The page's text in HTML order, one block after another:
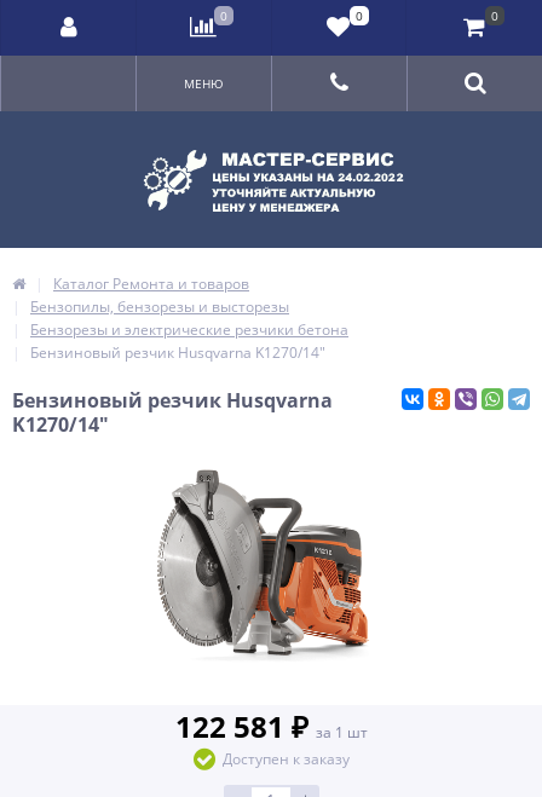
МЕНЮ
Каталог Ремонта и товаров
Бензопилы, бензорезы и высторезы
Бензорезы и электрические резчики бетона
Бензиновый резчик Husqvarna K1270/14"
Бензиновый резчик Husqvarna
K1270/14"
122 581 ₽ за 1 шт
Доступен к заказу
0 0 0